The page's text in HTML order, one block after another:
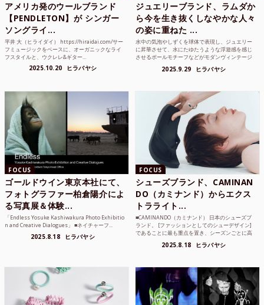
アメリカ発のウールブランド
【PENDLETON】が シンガー
ソングライ...
平井 大（ヒライダイ） https://hiraidai.com/サー
フミュージックをベースに、オーガニックなライ
フスタイルと、ウクレレ&ギター...
2025.10.20 ヒラバヤシ
ジュエリーブランド、ラムダか
ら今を生き抜くしなやかな人々
の姿に重ねた ...
水中の気泡やしずくを球体で表現し、ジュエリー
に昇華させて、水にたゆたうような浮遊感を感じ
させるボールモチーフなどがモダンヴィンテージ
2025.9.29 ヒラバヤシ
FOCUS
ゴールドウイン東京本社にて、
フォトグラファー柏倉陽介によ
る写真展＆体験...
「Endless Yosuke Kashiwakura Photo Exhibitio
n and Creative Dialogues」 ■ネイチャーフ...
2025.8.18 ヒラバヤシ
FOCUS
シューズブランド、CAMINAN
DO（カミナンド）からエクス
トラライト...
■CAMINANDO（カミナンド） 日本のシューズブ
ランド。 [ファッションとしてのシューデザイン]
であることに最も重点を置き、シーズンごとに高
2025.8.18 ヒラバヤシ